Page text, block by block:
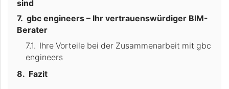
sind
gbc engineers – Ihr vertrauenswürdiger BIM-
Berater
Ihre Vorteile bei der Zusammenarbeit mit gbc
engineers
Fazit